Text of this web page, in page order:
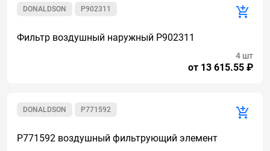
P902311
DONALDSON
Фильтр воздушный наружный P902311
от 13 615.55 ₽
4 шт
P771592
DONALDSON
P771592 воздушный фильтрующий элемент